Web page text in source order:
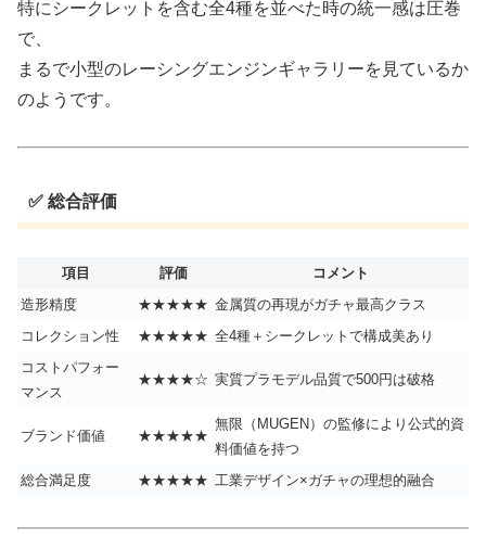
特にシークレットを含む全4種を並べた時の統一感は圧巻
で、
まるで小型のレーシングエンジンギャラリーを見ているか
のようです。
✅ 総合評価
項目 評価
コメント
造形精度
★★★★★ 金属質の再現がガチャ最高クラス
コレクション性
★★★★★ 全4種＋シークレットで構成美あり
コストパフォー
マンス
★★★★☆ 実質プラモデル品質で500円は破格
ブランド価値 ★★★★★
無限（MUGEN）の監修により公式的資
料価値を持つ
総合満足度
★★★★★ 工業デザイン×ガチャの理想的融合